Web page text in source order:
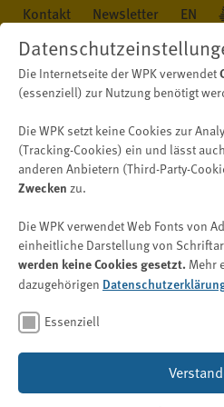
Kontakt Newsletter EN
Karriere Karriere bei der WPK
Art. 13, 14 DSGVO
Bewerber (m/w/d)
Die WPK verarbeitet für die
Stellenbesetzungsverfahrens
Die Internetseite der WPK verwendet
(essenziell) zur Nutzung benötigt
Die WPK setzt keine Cookies zur
(Tracking-Cookies) ein und lässt auch
anderen Anbietern (Third-Party-
Zwecken zu.
Die WPK verwendet Web Fonts von
einheitliche Darstellung von
werden keine Cookies gesetzt. Mehr
dazugehörigen
Essenziell